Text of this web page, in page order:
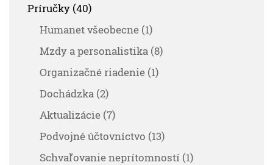
Príručky (40)
Humanet všeobecne (1)
Mzdy a personalistika (8)
Organizačné riadenie (1)
Dochádzka (2)
Aktualizácie (7)
Podvojné účtovníctvo (13)
Schvaľovanie neprítomností (1)